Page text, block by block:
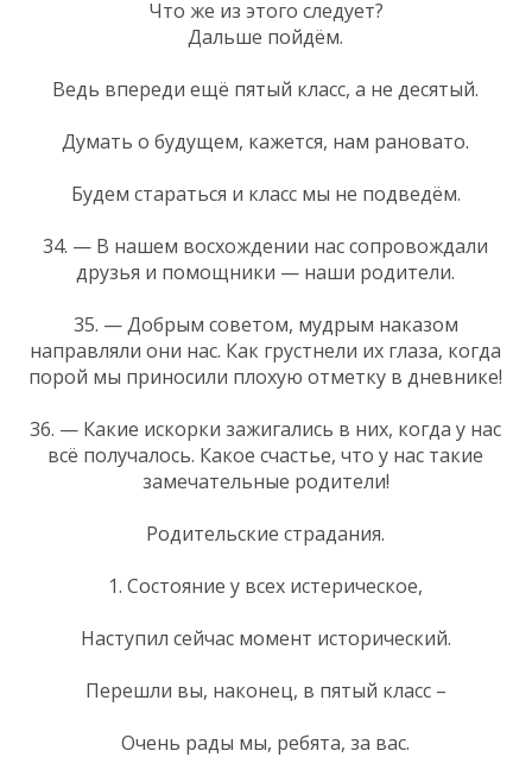
Что же из этого следует?
Дальше пойдём.
Ведь впереди ещё пятый класс, а не десятый.
Думать о будущем, кажется, нам рановато.
Будем стараться и класс мы не подведём.
34. — В нашем восхождении нас сопровождали
друзья и помощники — наши родители.
35. — Добрым советом, мудрым наказом
направляли они нас. Как грустнели их глаза, когда
порой мы приносили плохую отметку в дневнике!
36. — Какие искорки зажигались в них, когда у нас
всё получалось. Какое счастье, что у нас такие
замечательные родители!
Родительские страдания.
1. Состояние у всех истерическое,
Наступил сейчас момент исторический.
Перешли вы, наконец, в пятый класс –
Очень рады мы, ребята, за вас.